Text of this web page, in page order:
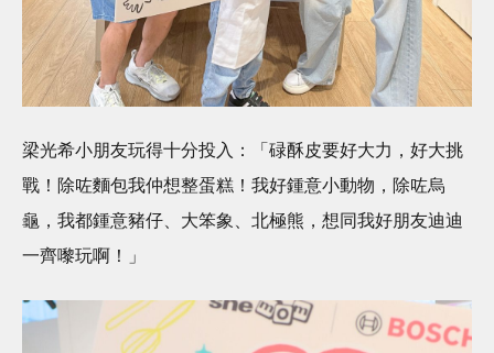
梁光希小朋友玩得十分投入：「碌酥皮要好大力，好大挑
戰！除咗麵包我仲想整蛋糕！我好鍾意小動物，除咗烏
龜，我都鍾意豬仔、大笨象、北極熊，想同我好朋友迪迪
一齊嚟玩啊！」